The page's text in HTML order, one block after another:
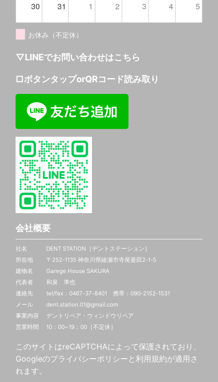
30 31 1 2 3 4 5
お休み（不定休）
▽LINEでお問い合わせはこちら
□ボタンタップorQRコード読み取り
会社概要
社名 DENT STATION［デントステーション］
所在地 〒252-1135 神奈川県綾瀬市寺尾釜田2-1-5
建物名 Garege House SAKURA
代表者 和泉 準也
連絡先 tel/fax：0467-37-8401 携帯： 090-2152-1531
メール dent.station.01@gmail.com
事業内容 デントリペア・ウィンドウリペア
営業時間 10：00~19：00［不定休］
このサイトはreCAPTCHAによって保護されており、
Googleのプライバシーポリシー と 利用規約が適用さ
れます。